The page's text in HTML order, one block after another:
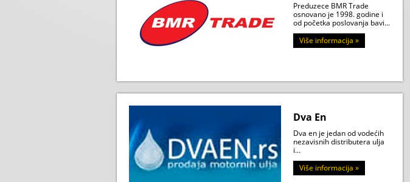
Preduzece BMR Trade
osnovano je 1998. godine i
od početka poslovanja bavi...
Više informacija »
Dva En
Dva en je jedan od vodećih
nezavisnih distributera ulja
i...
Više informacija »